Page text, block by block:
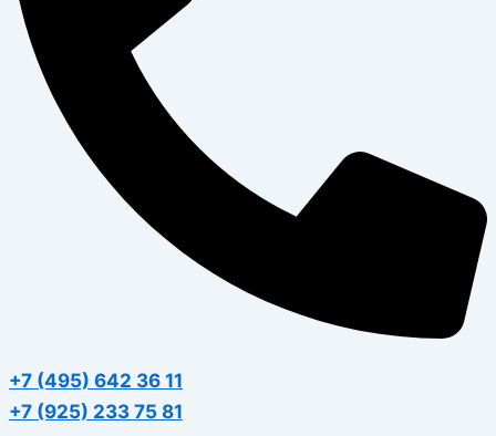
+7 (495) 642 36 11
+7 (925) 233 75 81